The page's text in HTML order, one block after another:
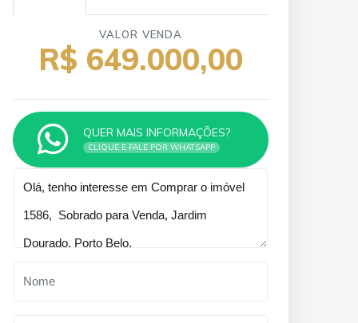
VALOR VENDA
R$ 649.000,00
QUER MAIS INFORMAÇÕES?
CLIQUE E FALE POR WHATSAPP
você?